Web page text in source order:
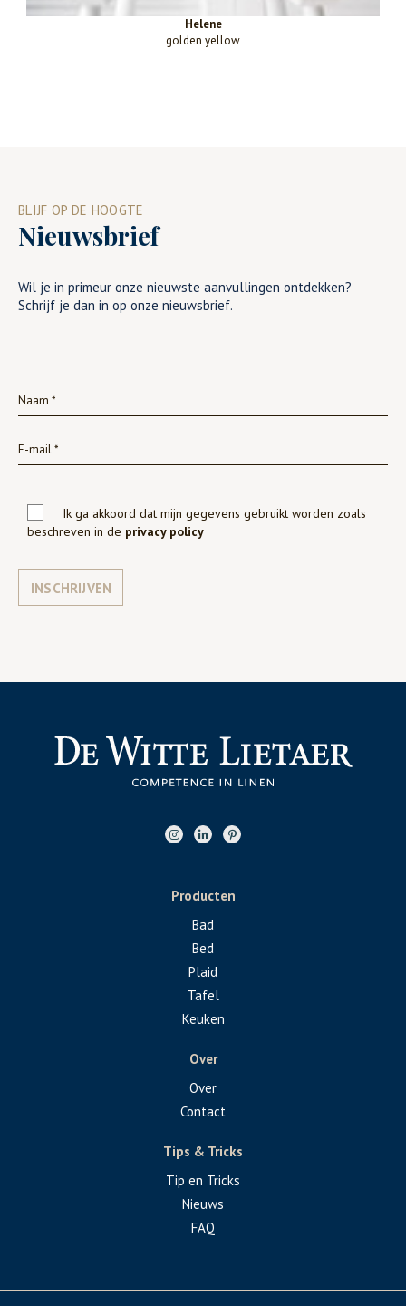
Helene
golden yellow
BLIJF OP DE HOOGTE
Nieuwsbrief
Wil je in primeur onze nieuwste aanvullingen ontdekken?
Schrijf je dan in op onze nieuwsbrief.
Ik ga akkoord dat mijn gegevens gebruikt worden zoals
beschreven in de privacy policy
INSCHRIJVEN
Producten
Bad
Bed
Plaid
Tafel
Keuken
Over
Over
Contact
Tips & Tricks
Tip en Tricks
Nieuws
FAQ